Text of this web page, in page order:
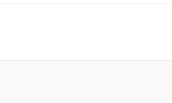
Купить в 1 клик Сравнение